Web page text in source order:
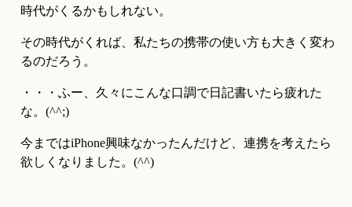
時代がくるかもしれない。
その時代がくれば、私たちの携帯の使い方も大きく変わ
るのだろう。
・・・ふー、久々にこんな口調で日記書いたら疲れた
な。(^^;)
今まではiPhone興味なかったんだけど、連携を考えたら
欲しくなりました。(^^)